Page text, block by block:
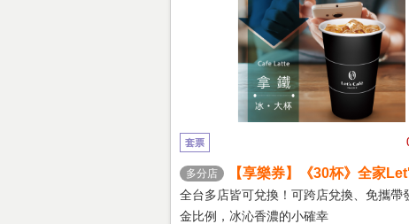
套票
多分店
【享樂券】《30杯》全家
冰拿鐵(大杯)
全台多店皆可兌換！可跨店兌換、免攜帶
金比例，冰沁香濃的小確幸